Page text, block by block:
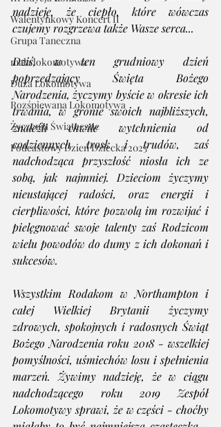
Walentynkowy Koncert II
Grupa Taneczna
mała lokomotywa
Duża Lokomotywa
Rozśpiewana Lokomotywa
Życzenia Świąteczne
Podcastowy Dzień Dziecka 2023
nadzieję, że ciepło, które wówczas
czujemy rozgrzewa także Wasze serca...
Dziś, w ten grudniowy dzień
poprzedzający Święta Bożego
Narodzenia, życzymy byście w okresie ich
trwania, w gronie swoich najbliższych,
znaleźli chwile wytchnienia od
codziennych trosk i trudów, zaś
nadchodząca przyszłość niosła ich ze
sobą, jak najmniej. Dzieciom życzymy
nieustającej radości, oraz energii i
cierpliwości, które pozwolą im rozwijać i
pielęgnować swoje talenty zaś Rodzicom
wielu powodów do dumy z ich dokonań i
sukcesów.
Wszystkim Rodakom w Northampton i
całej Wielkiej Brytanii życzymy
zdrowych, spokojnych i radosnych Świąt
Bożego Narodzenia roku 2018 - wszelkiej
pomyślności, uśmiechów losu i spełnienia
marzeń. Żywimy nadzieję, że w ciągu
nadchodzącego roku 2019 Zespół
Lokomotywy sprawi, że w części - choćby